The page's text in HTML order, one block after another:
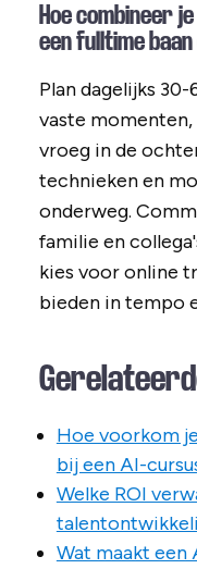
Hoe combineer
een fulltime
Plan dagelijks
vaste
vroeg in de
technieken en
onderweg.
familie en
kies voor online
bieden in tempo
Hoe voorkom
bij een AI-
Welke ROI
Wat maakt een